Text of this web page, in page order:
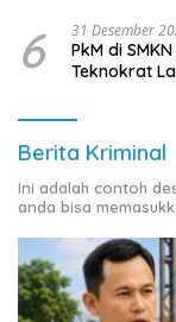
6 31 Desember
PkM di
Teknokrat
Berita Kriminal
Ini adalah contoh
anda bisa